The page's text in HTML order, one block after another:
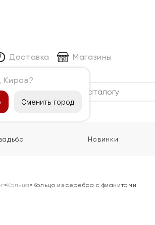
Киров?
Сменить город
Доставка Магазины
Новинки
»Кольца » Кольцо из серебра с фианитами